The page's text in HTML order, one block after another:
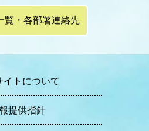
覧・各部署連絡先
イトについて
提供指針